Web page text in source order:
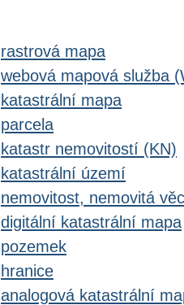
rastrová mapa
webová mapová služba
katastrální mapa
parcela
katastr nemovitostí (KN)
katastrální území
nemovitost, nemovitá věc
digitální katastrální mapa
pozemek
hranice
analogová katastrální